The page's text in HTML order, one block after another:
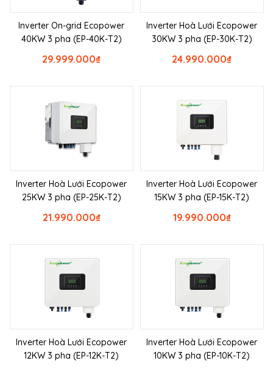
Inverter On-grid Ecopower
40KW 3 pha (EP-40K-T2)
₫
29.999.000
Inverter Hoà Lưới Ecopower
30KW 3 pha (EP-30K-T2)
₫
24.990.000
Inverter Hoà Lưới Ecopower
25KW 3 pha (EP-25K-T2)
₫
21.990.000
Inverter Hoà Lưới Ecopower
15KW 3 pha (EP-15K-T2)
₫
19.990.000
Inverter Hoà Lưới Ecopower
12KW 3 pha (EP-12K-T2)
Inverter Hoà Lưới Ecopower
10KW 3 pha (EP-10K-T2)